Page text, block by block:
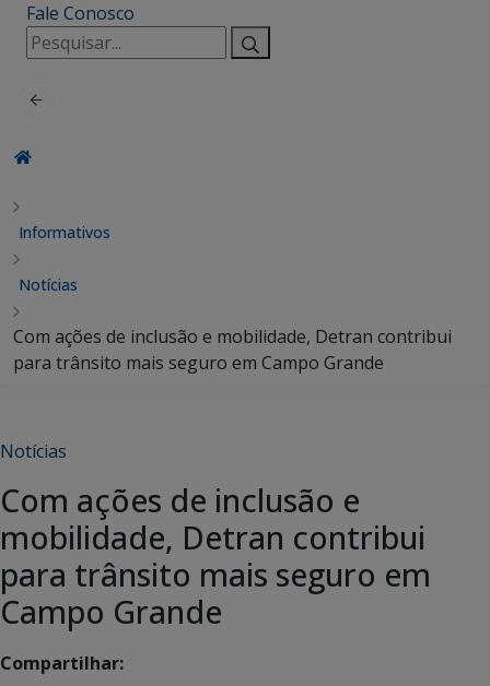
Fale Conosco
Pesquisar
por:
Informativos
Notícias
Com ações de inclusão e mobilidade, Detran contribui
para trânsito mais seguro em Campo Grande
Notícias
Com ações de inclusão e
mobilidade, Detran contribui
para trânsito mais seguro em
Campo Grande
Compartilhar: